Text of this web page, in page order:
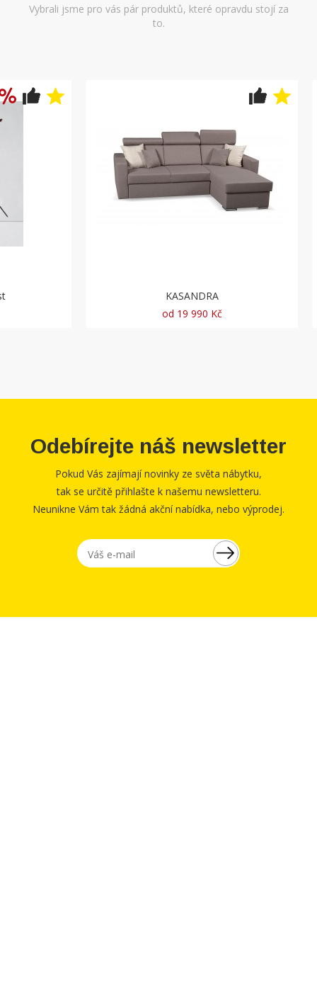
Vybrali jsme pro vás pár produktů, které opravdu stojí za
to.
KASANDRA
od 19 990 Kč
Odebírejte náš newsletter
Pokud Vás zajímají novinky ze světa nábytku,
tak se určitě přihlašte k našemu newsletteru.
Neunikne Vám tak žádná akční nabídka, nebo výprodej.